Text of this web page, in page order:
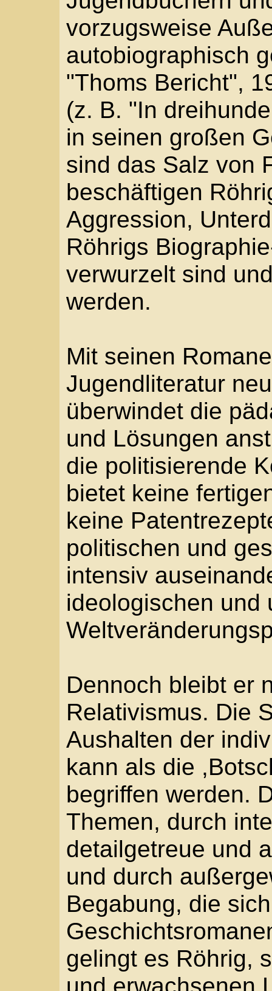
keine Patentrezepte
politischen und
intensiv
ideologischen und
Dennoch bleibt er
Relativismus. Die
Aushalten der
kann als die
begriffen werden.
Themen, durch
detailgetreue und
Begabung, die sich in
Geschichtsromanen
gelingt es Röhrig,
und erwachsenen
gleichermaßen zu
Als langjähriger
Nordrhein-Westfalen
Bödecker-Kreises hat
erfolgreich in
Seminaren und
Jugendliche und
als Schauspieler und
gelingt es Röhrig,
erzeugen.
Preise und
1973 Hörspielförderpreis von Radio Bremen für Buch
1973 Buxtehuder Bulle für “Thoms Bericht”
1973Auswahlliste zum Deutschen Jugendbuchpreis für
Deutscher Jugendliteraturpreis für “In dreihundert
1985 Kulturpreis der Stadt Hürth
1990 KölnLiteraturPreis
Jugendbuch des Monats Dezember der Deutschen
Kinder- und Jugendliteratur in Volkach für “Robin
Eine besondere Ehrung! Umbennennung der
1996Kulturpreis des Erftkreises
Großer KulturpreisNRW
Kölner Stadt Anzeiger Nr. 231 Montag, 5. Oktober
2000Auswahlliste für den Rattenfänger- Literaturpreis
2005 VoerderJugendbuchpreis